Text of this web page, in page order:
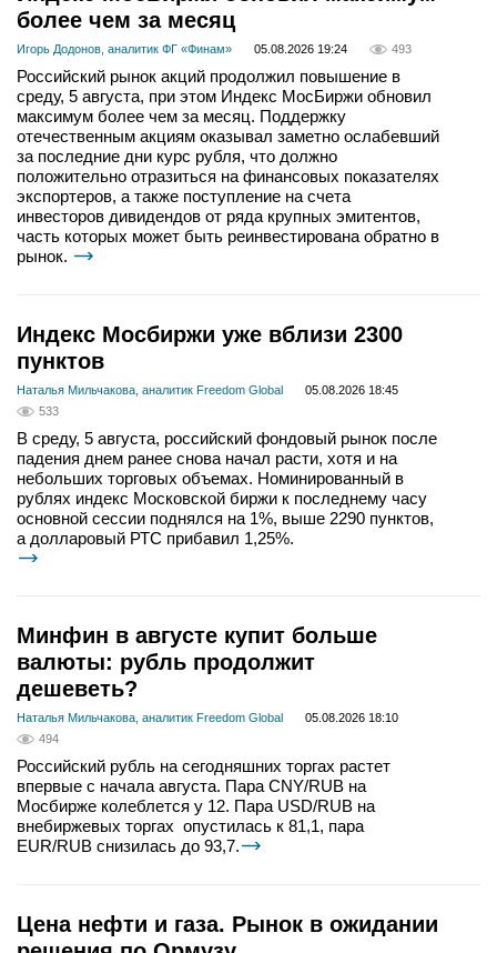
более чем за месяц
Игорь Додонов, аналитик ФГ «Финам» 05.08.2026 19:24 493
Российский рынок акций продолжил повышение в
среду, 5 августа, при этом Индекс МосБиржи обновил
максимум более чем за месяц. Поддержку
отечественным акциям оказывал заметно ослабевший
за последние дни курс рубля, что должно
положительно отразиться на финансовых показателях
экспортеров, а также поступление на счета
инвесторов дивидендов от ряда крупных эмитентов,
часть которых может быть реинвестирована обратно в
рынок.
Индекс Мосбиржи уже вблизи 2300
пунктов
Наталья Мильчакова, аналитик Freedom Global
05.08.2026 18:45
533
В среду, 5 августа, российский фондовый рынок после
падения днем ранее снова начал расти, хотя и на
небольших торговых объемах. Номинированный в
рублях индекс Московской биржи к последнему часу
основной сессии поднялся на 1%, выше 2290 пунктов,
а долларовый РТС прибавил 1,25%.
Минфин в августе купит больше
валюты: рубль продолжит
дешеветь?
Наталья Мильчакова, аналитик Freedom Global
05.08.2026 18:10
494
Российский рубль на сегодняшних торгах растет
впервые с начала августа. Пара CNY/RUB на
Мосбирже колеблется у 12. Пара USD/RUB на
внебиржевых торгах опустилась к 81,1, пара
EUR/RUB снизилась до 93,7.
Цена нефти и газа. Рынок в ожидании